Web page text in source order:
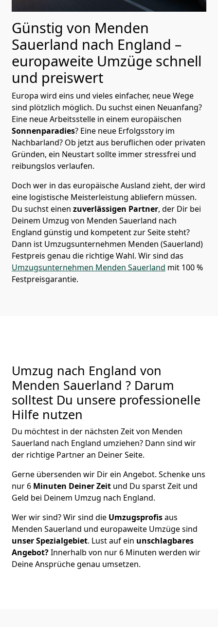
Günstig von Menden
Sauerland nach England –
europaweite Umzüge schnell
und preiswert
Europa wird eins und vieles einfacher, neue Wege
sind plötzlich möglich. Du suchst einen Neuanfang?
Eine neue Arbeitsstelle in einem europäischen
Sonnenparadies? Eine neue Erfolgsstory im
Nachbarland? Ob jetzt aus beruflichen oder privaten
Gründen, ein Neustart sollte immer stressfrei und
reibungslos verlaufen.
Doch wer in das europäische Ausland zieht, der wird
eine logistische Meisterleistung abliefern müssen.
Du suchst einen zuverlässigen Partner, der Dir bei
Deinem Umzug von Menden Sauerland nach
England günstig und kompetent zur Seite steht?
Dann ist Umzugsunternehmen Menden (Sauerland)
Festpreis genau die richtige Wahl. Wir sind das
Umzugsunternehmen Menden Sauerland mit 100 %
Festpreisgarantie.
Umzug nach England von
Menden Sauerland ? Darum
solltest Du unsere professionelle
Hilfe nutzen
Du möchtest in der nächsten Zeit von Menden
Sauerland nach England umziehen? Dann sind wir
der richtige Partner an Deiner Seite.
Gerne übersenden wir Dir ein Angebot. Schenke uns
nur 6 Minuten Deiner Zeit und Du sparst Zeit und
Geld bei Deinem Umzug nach England.
Wer wir sind? Wir sind die Umzugsprofisaus
Menden Sauerland und europaweite Umzüge sind
unser Spezialgebiet. Lust auf ein unschlagbares
Angebot?Innerhalb von nur 6 Minuten werden wir
Deine Ansprüche genau umsetzen.